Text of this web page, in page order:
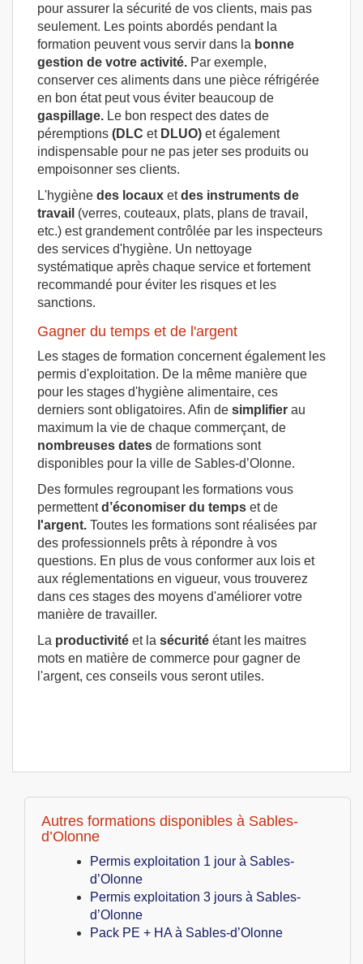
pour assurer la sécurité de vos clients, mais pas
seulement. Les points abordés pendant la
formation peuvent vous servir dans la bonne
gestion de votre activité. Par exemple,
conserver ces aliments dans une pièce réfrigérée
en bon état peut vous éviter beaucoup de
gaspillage. Le bon respect des dates de
péremptions (DLC et DLUO) et également
indispensable pour ne pas jeter ses produits ou
empoisonner ses clients.
L'hygiène des locaux etdes instruments de
travail (verres, couteaux, plats, plans de travail,
etc.) est grandement contrôlée par les inspecteurs
des services d'hygiène. Un nettoyage
systématique après chaque service et fortement
recommandé pour éviter les risques et les
sanctions.
Gagner du temps et de l'argent
Les stages de formation concernent également les
permis d'exploitation. De la même manière que
pour les stages d'hygiène alimentaire, ces
derniers sont obligatoires. Afin de simplifier au
maximum la vie de chaque commerçant, de
nombreuses dates de formations sont
disponibles pour la ville de Sables-d’Olonne.
Des formules regroupant les formations vous
permettentd’économiser du temps et de
l'argent. Toutes les formations sont réalisées par
des professionnels prêts à répondre à vos
questions. En plus de vous conformer aux lois et
aux réglementations en vigueur, vous trouverez
dans ces stages des moyens d'améliorer votre
manière de travailler.
La productivité et la sécurité étant les maitres
mots en matière de commerce pour gagner de
l'argent, ces conseils vous seront utiles.
Autres formations disponibles à Sables-
d’Olonne
Permis exploitation 1 jour à Sables-
d’Olonne
Permis exploitation 3 jours à Sables-
d’Olonne
Pack PE + HA à Sables-d’Olonne